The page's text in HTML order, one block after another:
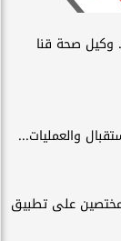
وكيل صحة قنا
والعمليات...
على تطبيق